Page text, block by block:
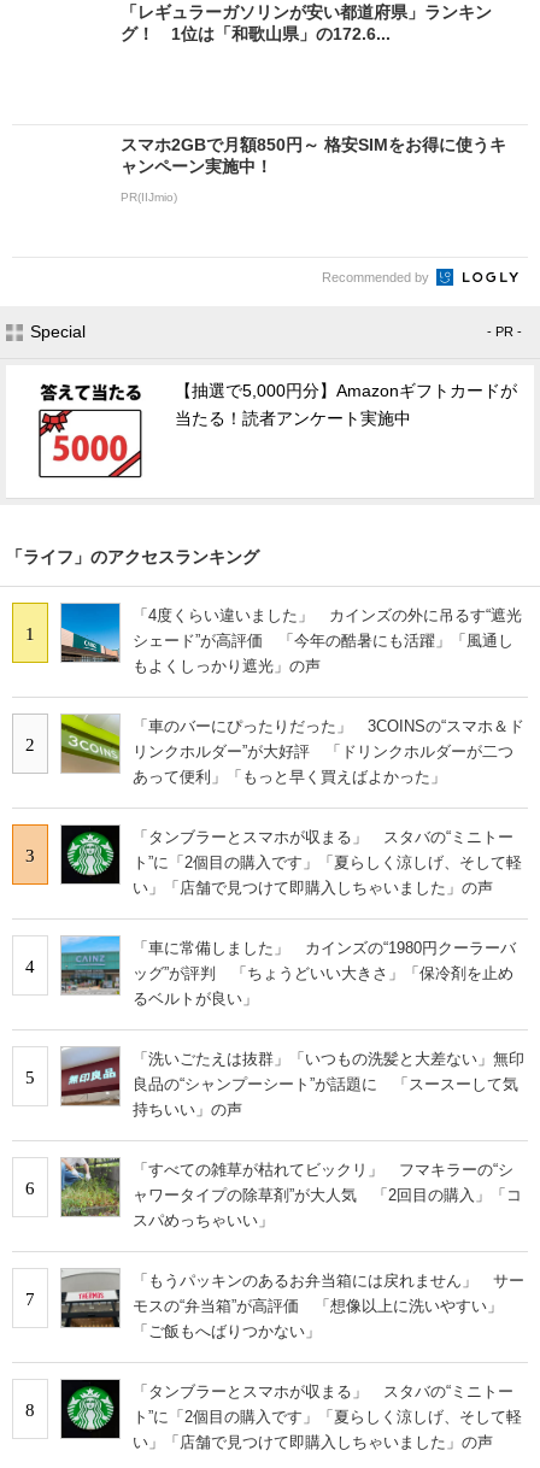
「レギュラーガソリンが安い都道府県」ランキン
グ！ 1位は「和歌山県」の172.6...
スマホ2GBで月額850円～ 格安SIMをお得に使うキ
ャンペーン実施中！
PR(IIJmio)
Recommended by
Special - PR -
【抽選で5,000円分】Amazonギフトカードが
当たる！読者アンケート実施中
「ライフ」のアクセスランキング
1
「4度くらい違いました」 カインズの外に吊るす“遮光
シェード”が高評価 「今年の酷暑にも活躍」「風通し
もよくしっかり遮光」の声
2
「車のバーにぴったりだった」 3COINSの“スマホ＆ド
リンクホルダー”が大好評 「ドリンクホルダーが二つ
あって便利」「もっと早く買えばよかった」
3
「タンブラーとスマホが収まる」 スタバの“ミニトー
ト”に「2個目の購入です」「夏らしく涼しげ、そして軽
い」「店舗で見つけて即購入しちゃいました」の声
4
「車に常備しました」 カインズの“1980円クーラーバ
ッグ”が評判 「ちょうどいい大きさ」「保冷剤を止め
るベルトが良い」
5
「洗いごたえは抜群」「いつもの洗髪と大差ない」無印
良品の“シャンプーシート”が話題に 「スースーして気
持ちいい」の声
6
「すべての雑草が枯れてビックリ」 フマキラーの“シ
ャワータイプの除草剤”が大人気 「2回目の購入」「コ
スパめっちゃいい」
7
「もうパッキンのあるお弁当箱には戻れません」 サー
モスの“弁当箱”が高評価 「想像以上に洗いやすい」
「ご飯もへばりつかない」
8
「タンブラーとスマホが収まる」 スタバの“ミニトー
ト”に「2個目の購入です」「夏らしく涼しげ、そして軽
い」「店舗で見つけて即購入しちゃいました」の声